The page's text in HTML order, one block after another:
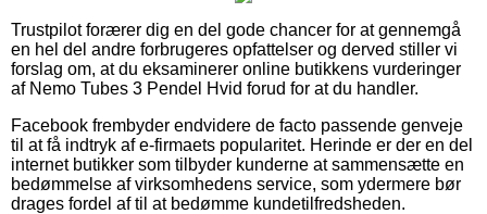
Trustpilot forærer dig en del gode chancer for at gennemgå
en hel del andre forbrugeres opfattelser og derved stiller vi
forslag om, at du eksaminerer online butikkens vurderinger
af Nemo Tubes 3 Pendel Hvid forud for at du handler.
Facebook frembyder endvidere de facto passende genveje
til at få indtryk af e-firmaets popularitet. Herinde er der en del
internet butikker som tilbyder kunderne at sammensætte en
bedømmelse af virksomhedens service, som ydermere bør
drages fordel af til at bedømme kundetilfredsheden.